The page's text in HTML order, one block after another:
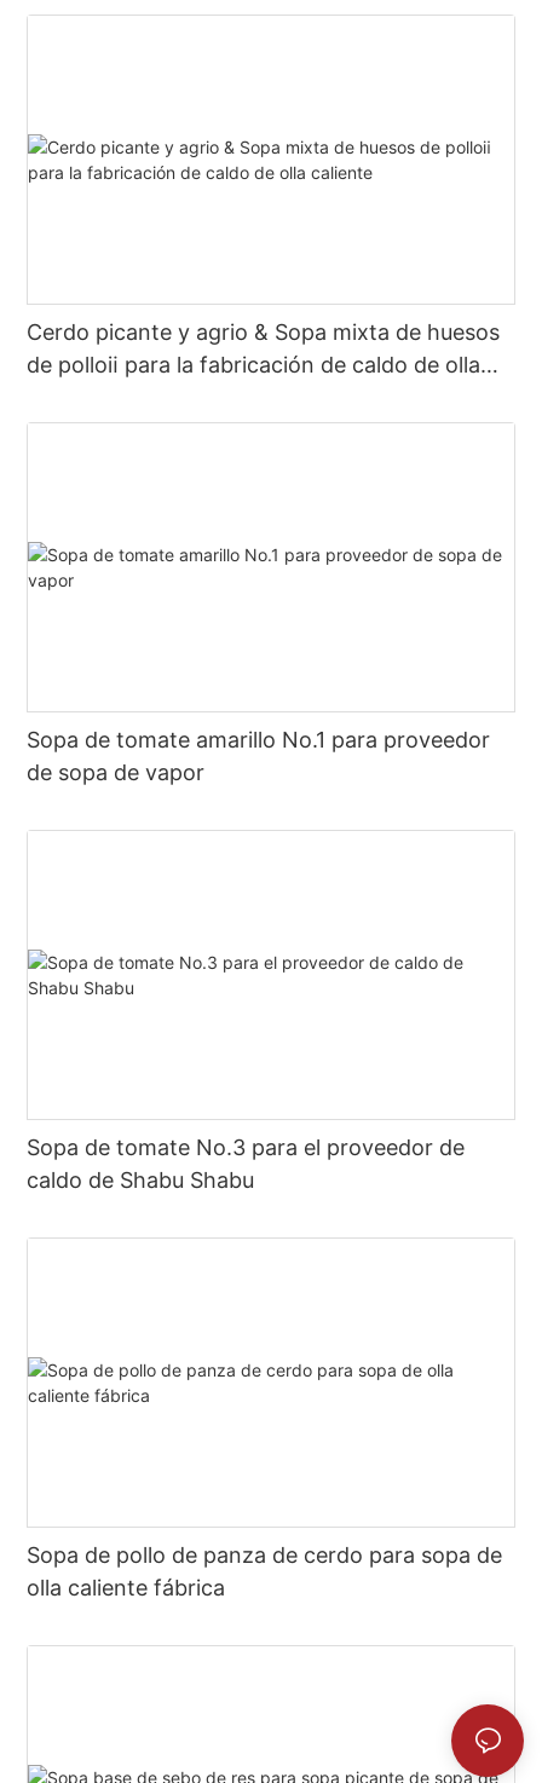
Cerdo picante y agrio & Sopa mixta de huesos
de polloⅱ para la fabricación de caldo de olla
Sopa de tomate amarillo No.1 para proveedor
de sopa de vapor
Sopa de tomate No.3 para el proveedor de
caldo de Shabu Shabu
Sopa de pollo de panza de cerdo para sopa de
olla caliente fábrica